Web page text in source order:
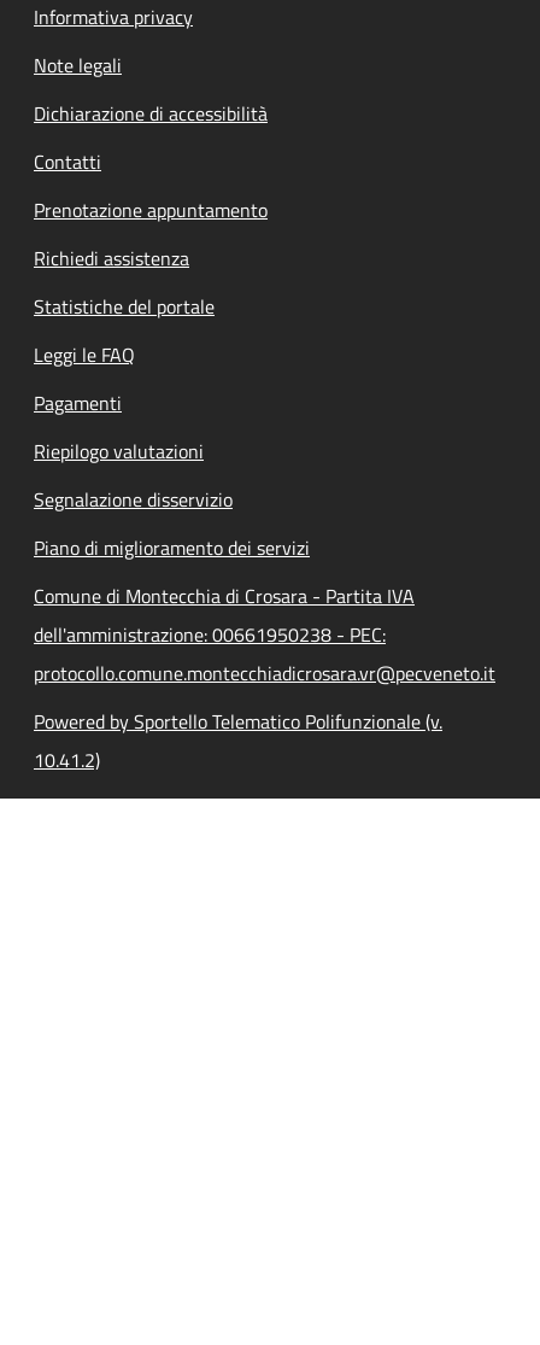
Informativa privacy
Note legali
Dichiarazione di accessibilità
Contatti
Prenotazione appuntamento
Richiedi assistenza
Statistiche del portale
Leggi le FAQ
Pagamenti
Riepilogo valutazioni
Segnalazione disservizio
Piano di miglioramento dei servizi
Comune di Montecchia di Crosara - Partita IVA
dell'amministrazione: 00661950238 - PEC:
protocollo.comune.montecchiadicrosara.vr@pecveneto.it
Powered by Sportello Telematico Polifunzionale (v.
10.41.2)